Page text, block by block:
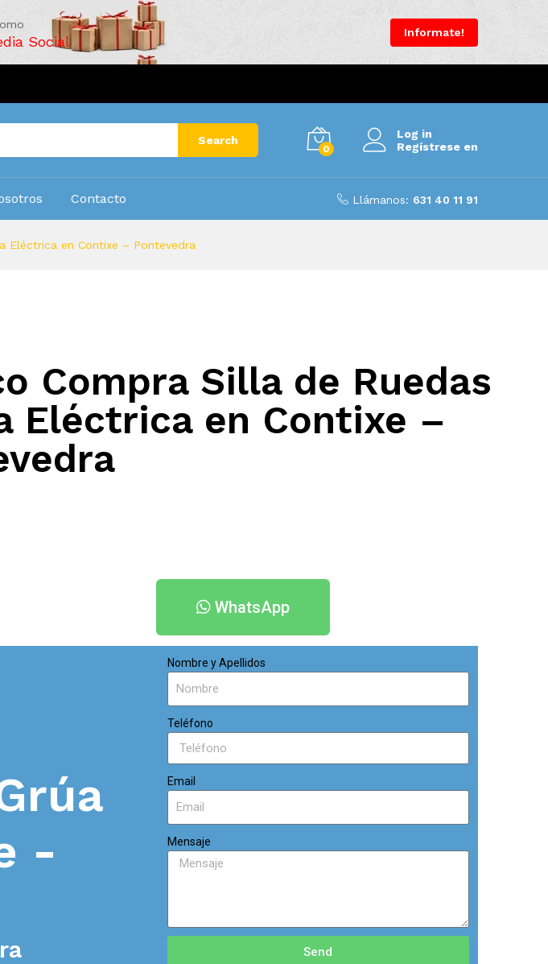
Social
Informate!
Search
0
Log in
Regístrese en
Contacto Llámanos: 631 40 11 91
Eléctrica en Contixe – Pontevedra
Compra Silla de Ruedas
Eléctrica en Contixe –
WhatsApp
-
Nombre y Apellidos
Teléfono
Email
Mensaje
Send